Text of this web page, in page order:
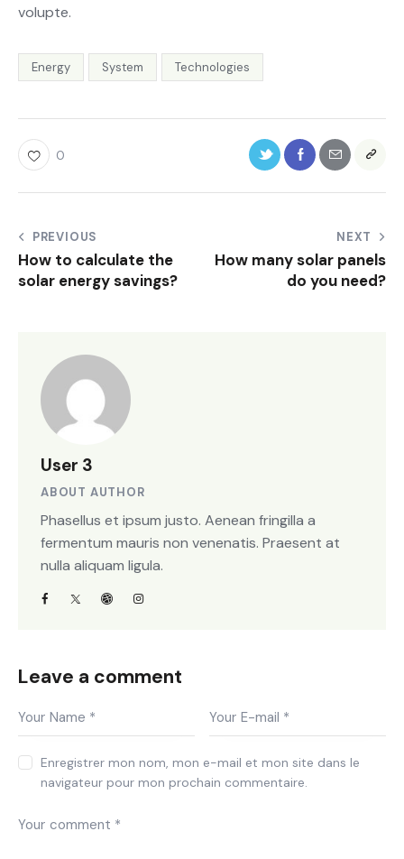
volupte.
Energy System Technologies
0
PREVIOUS
How to calculate the
solar energy savings?
NEXT
How many solar panels
do you need?
User 3
ABOUT AUTHOR
Phasellus et ipsum justo. Aenean fringilla a
fermentum mauris non venenatis. Praesent at
nulla aliquam ligula.
Leave a comment
Enregistrer mon nom, mon e-mail et mon site dans le
navigateur pour mon prochain commentaire.